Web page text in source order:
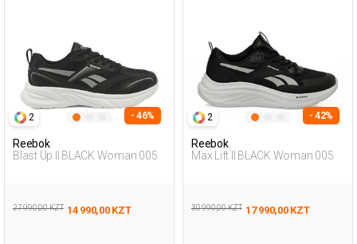
2 - 46%
Reebok
Blast Up II BLACK Woman 005
27 990,00 KZT 14 990,00 KZT
2 - 42%
Reebok
Max Lift II BLACK Woman 005
30 990,00 KZT 17 990,00 KZT